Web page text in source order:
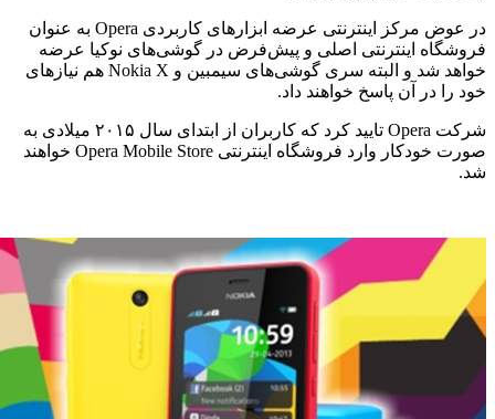
در عوض مرکز اینترنتی عرضه ابزارهای کاربردی Opera به عنوان
فروشگاه اینترنتی اصلی و پیش‌فرض در گوشی‌های نوکیا عرضه
خواهد شد و البته سری گوشی‌های سیمبین و Nokia X هم نیازهای
خود را در آن پاسخ خواهند داد.
شرکت Opera تایید کرد که کاربران از ابتدای سال ۲۰۱۵ میلادی به
صورت خودکار وارد فروشگاه اینترنتی Opera Mobile Store خواهند
شد.